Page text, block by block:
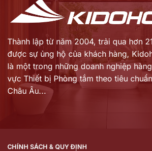
Thành lập từ năm 2004, trải qua hơn
được sự ủng hộ của khách hàng,
là một trong những doanh nghiệp
vực Thiết bị Phòng tắm theo tiêu
Châu Âu...
CHÍNH SÁCH & QUY ĐỊNH